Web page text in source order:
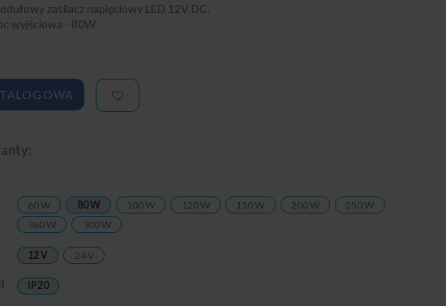
zasilacz napięciowy LED 12V DC.
wyjściowa - 80W.
60 W 80 W 100 W 120 W 150 W 200 W
250 W
360 W
300 W
12 V 24 V
IP20